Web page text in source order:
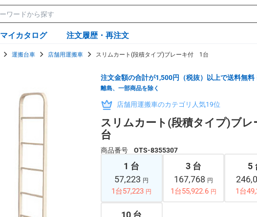
マイカタログ 注文履歴・再注文
運搬台車 店舗用運搬車 スリムカート(段積タイプ)ブレーキ付 1台
注文金額の合計が1,500円（税抜）以上で送料無料
離島、一部商品を除く
店舗用運搬車のカテゴリ人気19位
スリムカート(段積タイプ)ブ
台
商品番号 OTS-8355307
1 台
57,223 円
1台57,223 円
3 台
167,768 円
1台55,922.6 円
5
1台
10 台